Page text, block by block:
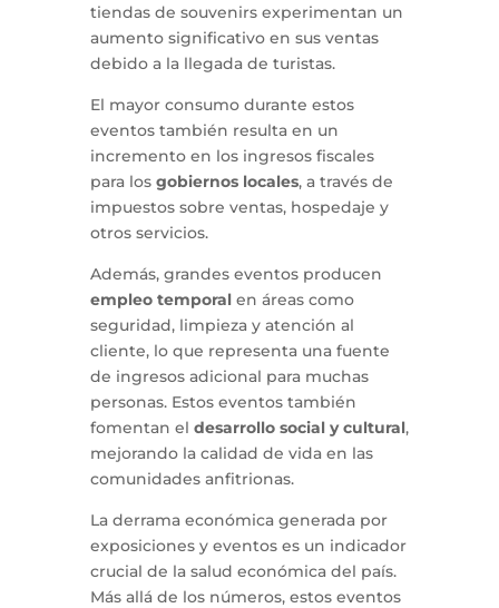
tiendas de souvenirs experimentan un
aumento significativo en sus ventas
debido a la llegada de turistas.
El mayor consumo durante estos
eventos también resulta en un
incremento en los ingresos fiscales
para los gobiernos locales, a través de
impuestos sobre ventas, hospedaje y
otros servicios.
Además, grandes eventos producen
empleo temporalen áreas como
seguridad, limpieza y atención al
cliente, lo que representa una fuente
de ingresos adicional para muchas
personas. Estos eventos también
fomentan el desarrollo social y cultural,
mejorando la calidad de vida en las
comunidades anfitrionas.
La derrama económica generada por
exposiciones y eventos es un indicador
crucial de la salud económica del país.
Más allá de los números, estos eventos